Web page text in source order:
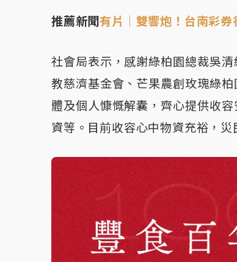
推薦新聞有片｜雙響炮！台南彩
社會局表示，感謝綠柏園總裁吳
教慈濟基金會、芒果農創玫瑰綠
體及個人慷慨解囊，齊心提供收
資等。目前收容心中物資充裕，